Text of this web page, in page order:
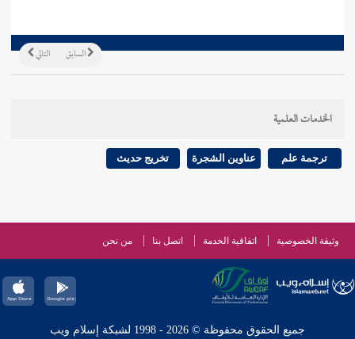
التالي السابق
الخدمات العلمية
ترجمة علم عناوين الشجرة تخريج حديث
وثيقة الخصوصية اتفاقية الخدمة اتصل بنا من نحن
جميع الحقوق محفوظة © 2026 - 1998 لشبكة إسلام ويب